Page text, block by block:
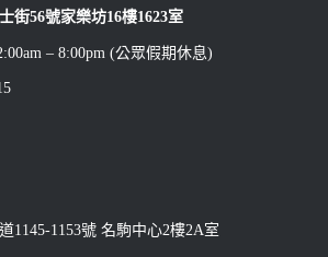
街56號家樂坊16樓1623室
– 8:00pm (公眾假期休息)
1145-1153號 名駒中心2樓2A室